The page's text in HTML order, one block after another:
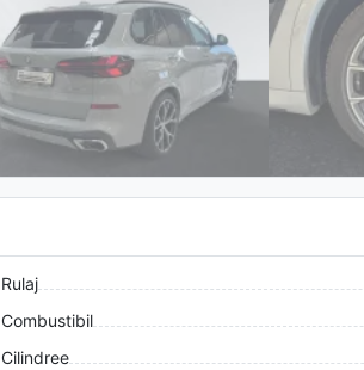
Rulaj
Combustibil
Cilindree